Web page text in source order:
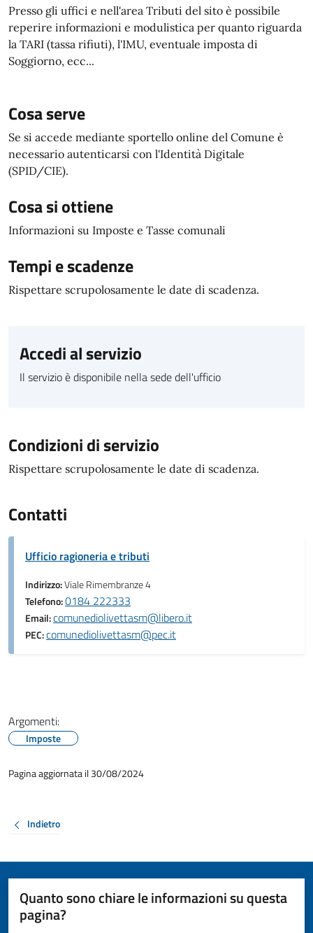
Presso gli uffici e nell'area Tributi del sito è possibile
reperire informazioni e modulistica per quanto riguarda
la TARI (tassa rifiuti), l'IMU, eventuale imposta di
Soggiorno, ecc...
Cosa serve
Se si accede mediante sportello online del Comune è
necessario autenticarsi con l'Identità Digitale
(SPID/CIE).
Cosa si ottiene
Informazioni su Imposte e Tasse comunali
Tempi e scadenze
Rispettare scrupolosamente le date di scadenza.
Accedi al servizio
Il servizio è disponibile nella sede dell'ufficio
Condizioni di servizio
Rispettare scrupolosamente le date di scadenza.
Contatti
Ufficio ragioneria e tributi
Indirizzo:Viale Rimembranze 4
Telefono:0184 222333
Email:comunediolivettasm@libero.it
PEC:comunediolivettasm@pec.it
Argomenti:
Imposte
Pagina aggiornata il 30/08/2024
Indietro
Quanto sono chiare le informazioni su questa
pagina?